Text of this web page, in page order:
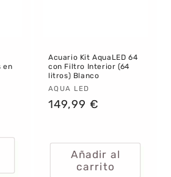
en
Acuario Kit AquaLED 64
con Filtro Interior (64
litros) Blanco
Proveedor:
AQUA LED
Precio
149,99 €
Añadir al
carrito